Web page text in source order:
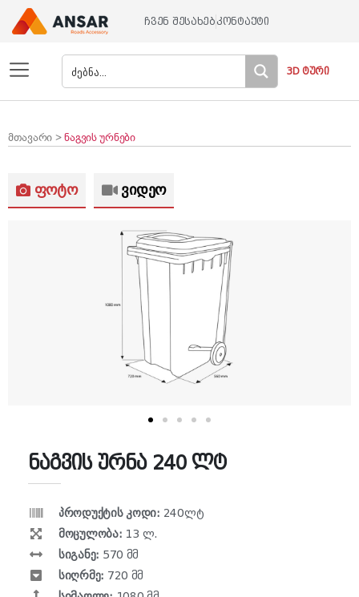
ჩვენ შესახებ კონტაქტი
3D ტური
მთავარი >ნაგვის ურნები
ფოტო ვიდეო
ნაგვის ურნა 240 ლტ
პროდუქტის კოდი: 240ლტ
მოცულობა: 13 ლ.
სიგანე: 570 მმ
სიღრმე: 720 მმ